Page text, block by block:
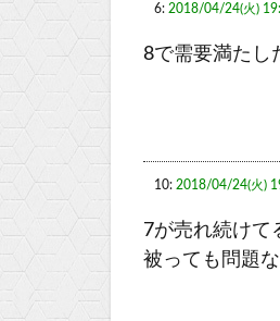
6: 2018/04/24(火)
8で需要満たし
10: 2018/04/24(火)
7が売れ続けて
被っても問題